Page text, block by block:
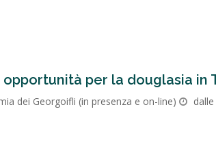
opportunità per la douglasia in
dei Georgoifli (in presenza e on-line)